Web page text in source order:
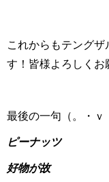
これからもテング
す！皆様よろしくお
最後の一句（。・ｖ
ピーナッツ
好物が故